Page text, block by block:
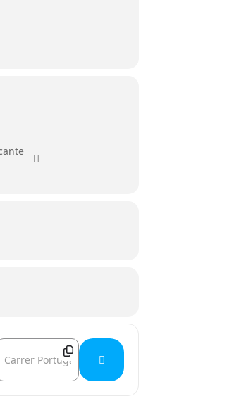
poesía del movimiento.
los públicos, poniendo
Address - Escena Séneca []